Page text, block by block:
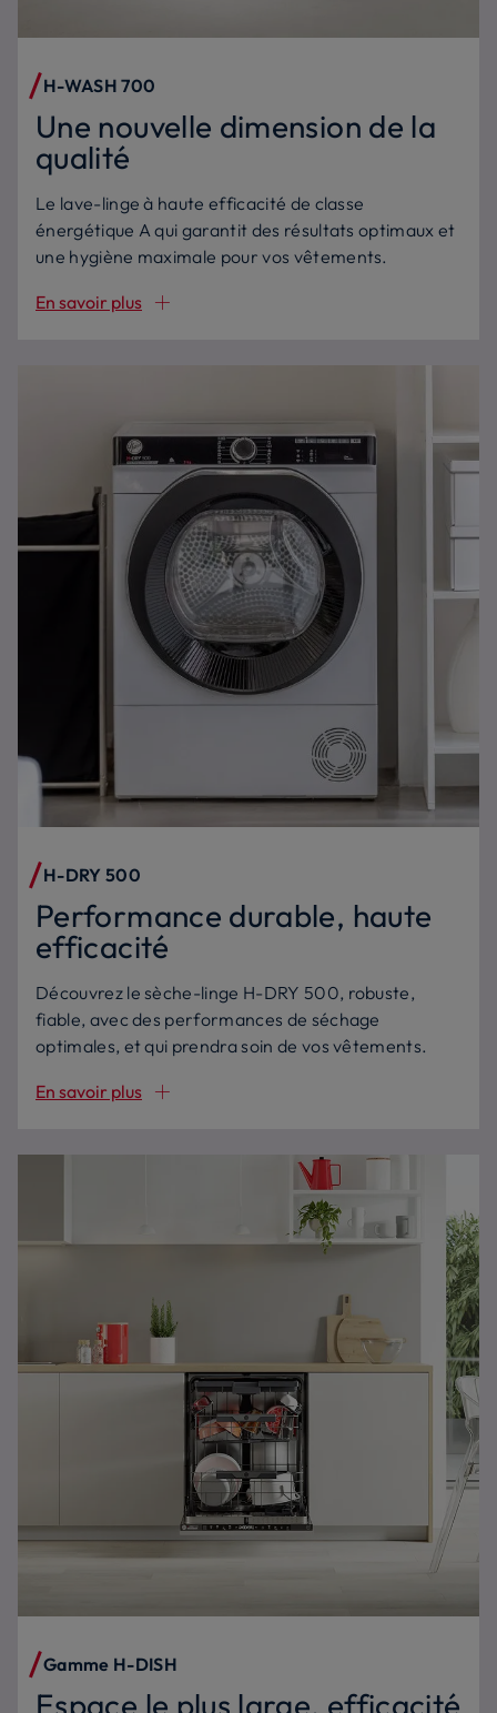
H-WASH 700
Une nouvelle dimension de la
qualité
Le lave-linge à haute efficacité de classe
énergétique A qui garantit des résultats optimaux et
une hygiène maximale pour vos vêtements.
En savoir plus
H-DRY 500
Performance durable, haute
efficacité
Découvrez le sèche-linge H-DRY 500, robuste,
fiable, avec des performances de séchage
optimales, et qui prendra soin de vos vêtements.
En savoir plus
Gamme H-DISH
Espace le plus large, efficacité